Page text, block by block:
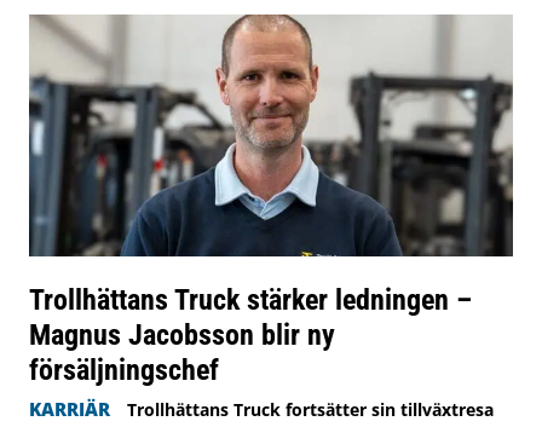
Trollhättans Truck stärker ledningen –
Magnus Jacobsson blir ny
försäljningschef
KARRIÄR
Trollhättans Truck fortsätter sin tillväxtresa